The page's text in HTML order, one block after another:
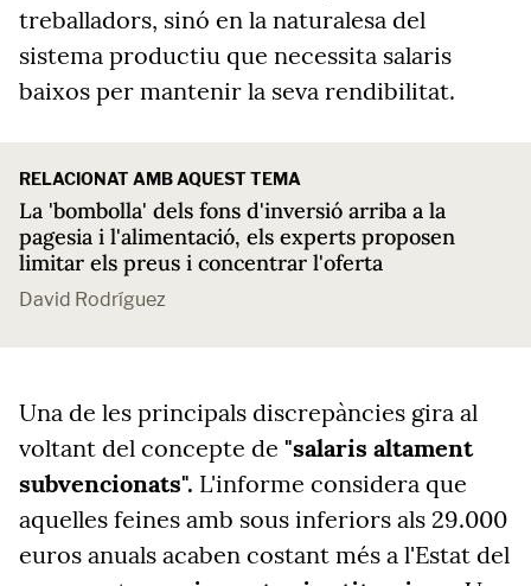
treballadors, sinó en la naturalesa del
sistema productiu que necessita salaris
baixos per mantenir la seva rendibilitat.
RELACIONAT AMB AQUEST TEMA
La 'bombolla' dels fons d'inversió arriba a la
pagesia i l'alimentació, els experts proposen
limitar els preus i concentrar l'oferta
David Rodríguez
Una de les principals discrepàncies gira al
voltant del concepte de "salaris altament
subvencionats". L'informe considera que
aquelles feines amb sous inferiors als 29.000
euros anuals acaben costant més a l'Estat del